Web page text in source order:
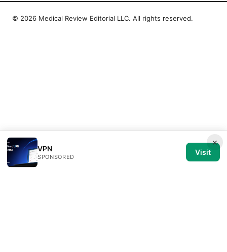
×
VPN
SPONSORED
Visit
© 2026 Medical Review Editorial LLC. All rights reserved.